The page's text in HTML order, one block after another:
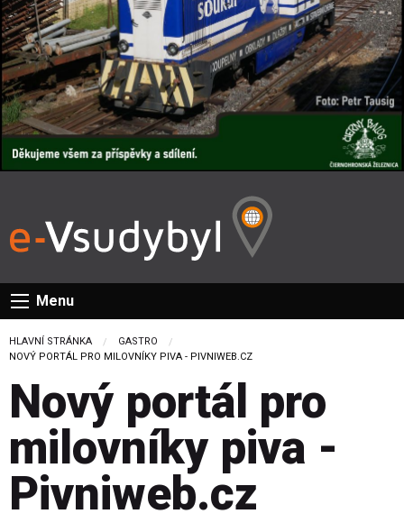
Menu
HLAVNÍ STRÁNKA
GASTRO
CURRENT:
NOVÝ PORTÁL PRO MILOVNÍKY PIVA - PIVNIWEB.CZ
Nový portál pro
milovníky piva -
Pivniweb.cz